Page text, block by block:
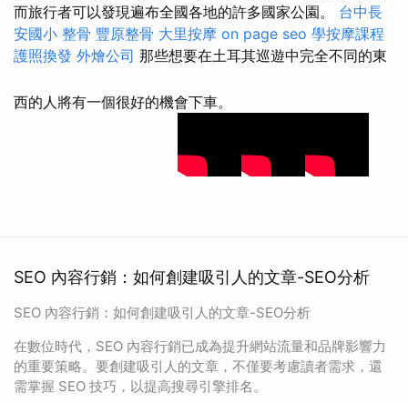
而旅行者可以發現遍布全國各地的許多國家公園。 台中長
安國小 整骨 豐原整骨 大里按摩 on page seo 學按摩課程
護照換發 外燴公司 那些想要在土耳其巡遊中完全不同的東
西的人將有一個很好的機會下車。
SEO 內容行銷：如何創建吸引人的文章-SEO分析
SEO 內容行銷：如何創建吸引人的文章-SEO分析
在數位時代，SEO 內容行銷已成為提升網站流量和品牌影響力
的重要策略。要創建吸引人的文章，不僅要考慮讀者需求，還
需掌握 SEO 技巧，以提高搜尋引擎排名。